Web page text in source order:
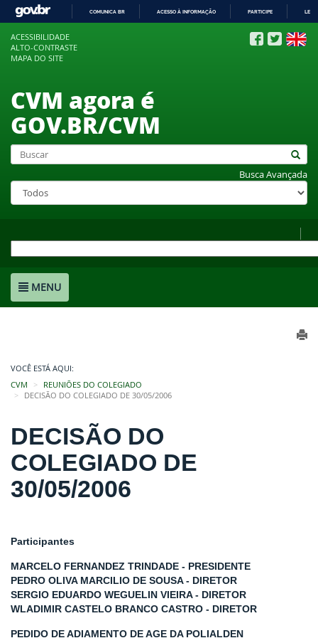
COMUNICA BR ACESSO À INFORMAÇÃO PARTICIPE
ACESSIBILIDADE
ALTO-CONTRASTE
MAPA DO SITE
CVM agora é
GOV.BR/CVM
Busca Avançada
MENU
VOCÊ ESTÁ AQUI:
CVM
REUNIÕES DO COLEGIADO
DECISÃO DO COLEGIADO DE 30/05/2006
DECISÃO DO
COLEGIADO DE
30/05/2006
Participantes
MARCELO FERNANDEZ TRINDADE - PRESIDENTE
PEDRO OLIVA MARCILIO DE SOUSA - DIRETOR
SERGIO EDUARDO WEGUELIN VIEIRA - DIRETOR
WLADIMIR CASTELO BRANCO CASTRO - DIRETOR
PEDIDO DE ADIAMENTO DE AGE DA POLIALDEN